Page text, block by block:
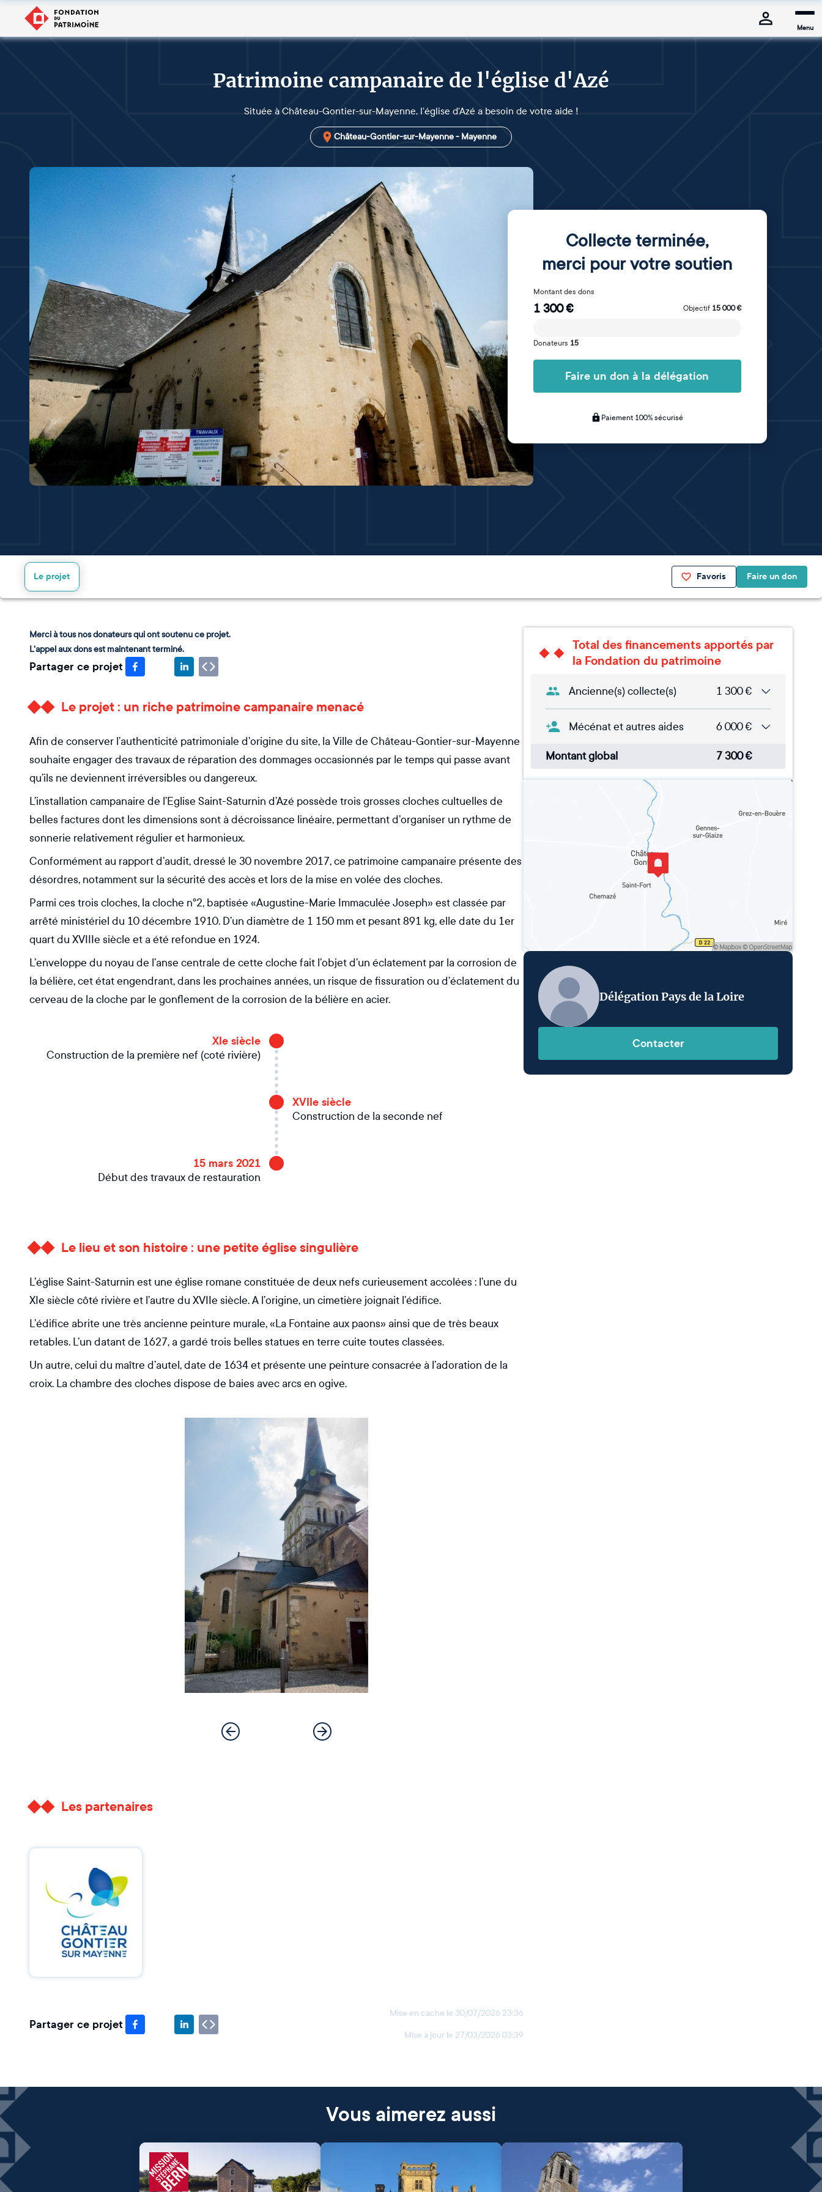
Menu
Patrimoine campanaire de l'église d'Azé
Située à Château-Gontier-sur-Mayenne, l'église d'Azé a besoin de votre aide !
Château-Gontier-sur-Mayenne - Mayenne
Collecte terminée,
merci pour votre soutien
Montant des dons
1 300€ Objectif 15 000€
Donateurs 15
Faire un don à la délégation
Paiement 100% sécurisé
Favoris Faire un don
Le projet
Merci à tous nos donateurs qui ont soutenu ce projet.
L'appel aux dons est maintenant terminé.
Partager ce projet
Le projet : un riche patrimoine campanaire menacé
Afin de conserver l’authenticité patrimoniale d’origine du site, la Ville de Château-Gontier-sur-Mayenne
souhaite engager des travaux de réparation des dommages occasionnés par le temps qui passe avant
qu’ils ne deviennent irréversibles ou dangereux.
L’installation campanaire de l’Eglise Saint-Saturnin d’Azé possède trois grosses cloches cultuelles de
belles factures dont les dimensions sont à décroissance linéaire, permettant d’organiser un rythme de
sonnerie relativement régulier et harmonieux.
Conformément au rapport d’audit, dressé le 30 novembre 2017, ce patrimoine campanaire présente des
désordres, notamment sur la sécurité des accès et lors de la mise en volée des cloches.
Parmi ces trois cloches, la cloche n°2, baptisée «Augustine-Marie Immaculée Joseph» est classée par
arrêté ministériel du 10 décembre 1910. D’un diamètre de 1 150 mm et pesant 891 kg, elle date du 1er
quart du XVIIIe siècle et a été refondue en 1924.
L’enveloppe du noyau de l’anse centrale de cette cloche fait l’objet d’un éclatement par la corrosion de
la bélière, cet état engendrant, dans les prochaines années, un risque de fissuration ou d’éclatement du
cerveau de la cloche par le gonflement de la corrosion de la bélière en acier.
XIe siècle
Construction de la première nef (coté rivière)
XVIIe siècle
Construction de la seconde nef
15 mars 2021
Début des travaux de restauration
Le lieu et son histoire : une petite église singulière
L’église Saint-Saturnin est une église romane constituée de deux nefs curieusement accolées : l’une du
XIe siècle côté rivière et l’autre du XVIIe siècle. A l’origine, un cimetière joignait l’édifice.
L’édifice abrite une très ancienne peinture murale, «La Fontaine aux paons» ainsi que de très beaux
retables. L’un datant de 1627, a gardé trois belles statues en terre cuite toutes classées.
Un autre, celui du maître d’autel, date de 1634 et présente une peinture consacrée à l’adoration de la
croix. La chambre des cloches dispose de baies avec arcs en ogive.
Les partenaires
Partager ce projet
Mise en cache le 30/07/2026 23:36
Mise à jour le 27/03/2026 03:39
Total des financements apportés par
la Fondation du patrimoine
Ancienne(s) collecte(s) 1 300€
Mécénat et autres aides 6 000€
Montant global 7 300€
Délégation Pays de la Loire
Contacter
Vous aimerez aussi